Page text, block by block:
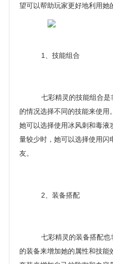
望可以帮助玩家更好地利用她
1、技能组合
七彩精灵的技能组合是
的情况选择不同的技能来使用
她可以选择使用冰风刺和毒液
量较少时，她可以选择使用闪
友。
2、装备搭配
七彩精灵的装备搭配也
的装备来增加她的属性和技能